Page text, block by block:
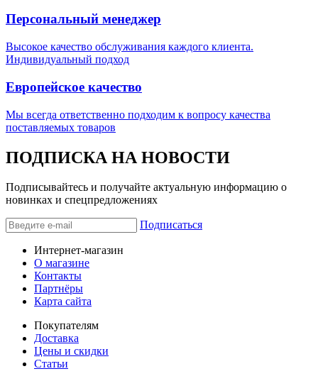
Персональный менеджер
Высокое качество обслуживания каждого клиента.
Индивидуальный подход
Европейское качество
Мы всегда ответственно подходим к вопросу качества
поставляемых товаров
ПОДПИСКА НА НОВОСТИ
Подписывайтесь и получайте актуальную информацию о
новинках и спецпредложениях
Подписаться
Интернет-магазин
О магазине
Контакты
Партнёры
Карта сайта
Покупателям
Доставка
Цены и скидки
Статьи